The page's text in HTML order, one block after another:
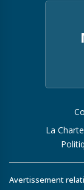
La
Avertissement